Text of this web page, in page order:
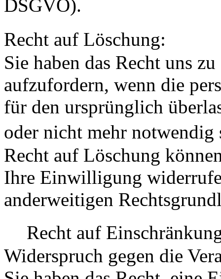
DSGVO).
Recht auf Löschung:
Sie haben das Recht uns
aufzufordern, wenn die
für den ursprünglich
oder nicht mehr
Recht auf Löschung
Ihre Einwilligung
anderweitigen
Recht auf
Widerspruch gegen die